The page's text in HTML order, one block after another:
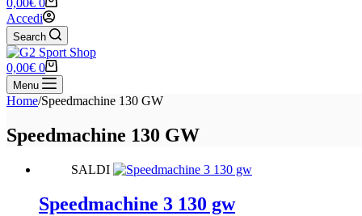
0,00€ 0
Accedi
Search
Carrello
0,00€ 0
Menu
Home/Speedmachine 130 GW
Speedmachine 130 GW
SALDI
Speedmachine 3 130 gw